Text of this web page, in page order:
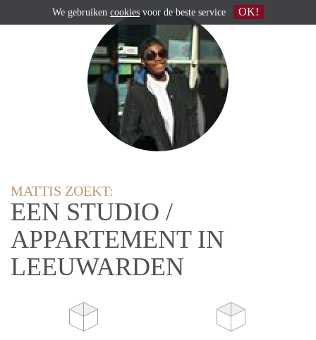
MATTIS ZOEKT:
EEN STUDIO /
APPARTEMENT IN
LEEUWARDEN
We gebruiken cookiesvoor de beste service OK!